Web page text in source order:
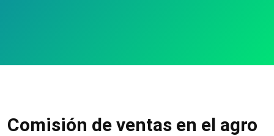
Comisión de ventas en el agro